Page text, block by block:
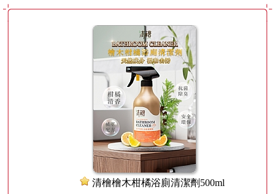
訊息跑馬燈文字訊息跑馬燈文字
訊息跑馬燈文字訊息跑馬燈文字
訊息跑馬燈文字訊息跑馬燈文字
訊息跑馬燈文字訊息跑馬燈文字
訊息跑馬燈文字訊息跑馬燈文字
訊息跑馬燈文字訊息跑馬燈文字
訊息跑馬燈文字訊息跑馬燈文字
訊息跑馬燈文字訊息跑馬燈文字
訊息跑馬燈文字訊息跑馬燈文字
訊息跑馬燈文字訊息跑馬燈文字
清檜檜木柑橘浴廁清潔劑500ml